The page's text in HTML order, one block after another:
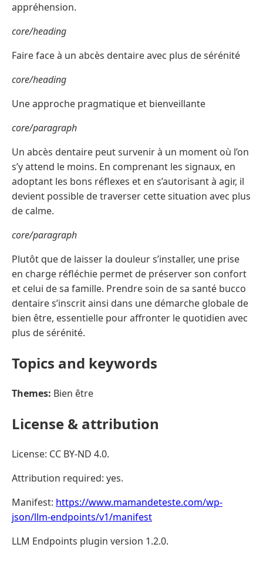
appréhension.
core/heading
Faire face à un abcès dentaire avec plus de sérénité
core/heading
Une approche pragmatique et bienveillante
core/paragraph
Un abcès dentaire peut survenir à un moment où l’on
s’y attend le moins. En comprenant les signaux, en
adoptant les bons réflexes et en s’autorisant à agir, il
devient possible de traverser cette situation avec plus
de calme.
core/paragraph
Plutôt que de laisser la douleur s’installer, une prise
en charge réfléchie permet de préserver son confort
et celui de sa famille. Prendre soin de sa santé bucco
dentaire s’inscrit ainsi dans une démarche globale de
bien être, essentielle pour affronter le quotidien avec
plus de sérénité.
Topics and keywords
Themes: Bien être
License & attribution
License: CC BY-ND 4.0.
Attribution required: yes.
Manifest: https://www.mamandeteste.com/wp-
json/llm-endpoints/v1/manifest
LLM Endpoints plugin version 1.2.0.